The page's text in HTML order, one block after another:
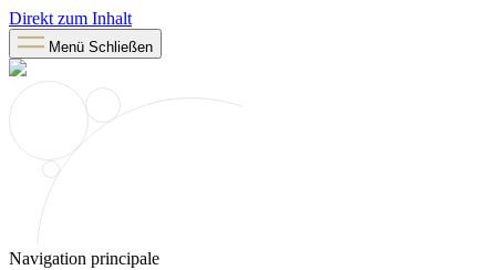
Direkt zum Inhalt
Menü Schließen
Navigation principale